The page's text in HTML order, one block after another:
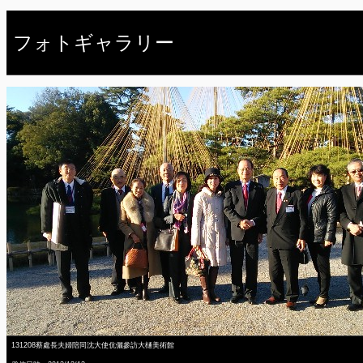
フォトギャラリー
131208蔡處長夫婦陪同沈大使伉儷參訪大樋美術館